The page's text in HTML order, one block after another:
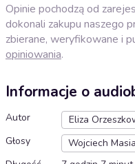
Opinie pochodzą od
dokonali zakupu naszego
zbierane, weryfikowane i
opiniowania.
Informacje o
Autor
Eliza
Głosy
Wojciech